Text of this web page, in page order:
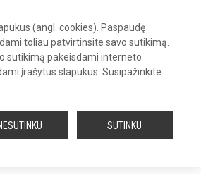
(angl. cookies). Paspaudę
toliau patvirtinsite savo sutikimą.
sutikimą pakeisdami interneto
įrašytus slapukus. Susipažinkite
SUTINKU
Visos teisės saugomos.